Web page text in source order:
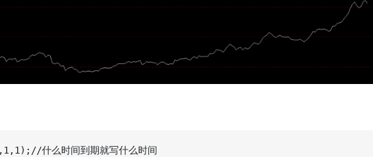
什么时间到期就写什么时间